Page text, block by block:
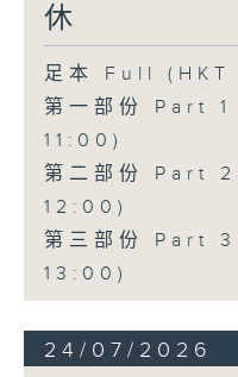
休
足本 Full
第一部份 Part
11:00)
第二部份 Part
12:00)
第三部份 Part
13:00)
24/07/2026